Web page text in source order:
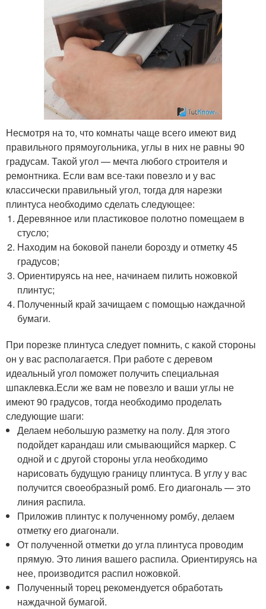
Несмотря на то, что комнаты чаще всего имеют вид
правильного прямоугольника, углы в них не равны 90
градусам. Такой угол — мечта любого строителя и
ремонтника. Если вам все-таки повезло и у вас
классически правильный угол, тогда для нарезки
плинтуса необходимо сделать следующее:
Деревянное или пластиковое полотно помещаем в
стусло;
Находим на боковой панели борозду и отметку 45
градусов;
Ориентируясь на нее, начинаем пилить ножовкой
плинтус;
Полученный край зачищаем с помощью наждачной
бумаги.
При порезке плинтуса следует помнить, с какой стороны
он у вас располагается. При работе с деревом
идеальный угол поможет получить специальная
шпаклевка.Если же вам не повезло и ваши углы не
имеют 90 градусов, тогда необходимо проделать
следующие шаги:
Делаем небольшую разметку на полу. Для этого
подойдет карандаш или смывающийся маркер. С
одной и с другой стороны угла необходимо
нарисовать будущую границу плинтуса. В углу у вас
получится своеобразный ромб. Его диагональ — это
линия распила.
Приложив плинтус к полученному ромбу, делаем
отметку его диагонали.
От полученной отметки до угла плинтуса проводим
прямую. Это линия вашего распила. Ориентируясь на
нее, производится распил ножовкой.
Полученный торец рекомендуется обработать
наждачной бумагой.